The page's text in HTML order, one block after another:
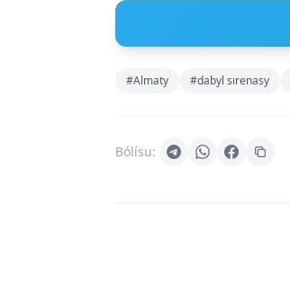
#Almaty #dabyl sırenasy
Bólísu: